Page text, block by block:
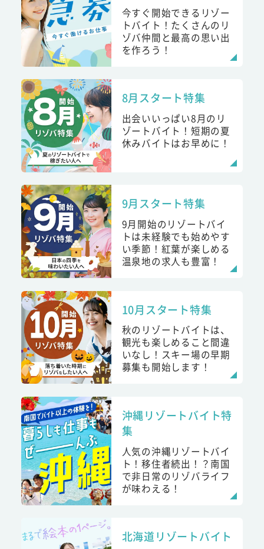
今すぐ開始できるリゾー
トバイト！たくさんのリ
ゾバ仲間と最高の思い出
を作ろう！
8月スタート特集
出会いいっぱい8月のリ
ゾートバイト！短期の夏
休みバイトはお早めに！
9月スタート特集
9月開始のリゾートバイ
トは未経験でも始めやす
い季節！紅葉が楽しめる
温泉地の求人も豊富！
10月スタート特集
秋のリゾートバイトは、
観光も楽しめること間違
いなし！スキー場の早期
募集も開始します！
沖縄リゾートバイト特
集
人気の沖縄リゾートバイ
ト！移住者続出！？南国
で非日常のリゾバライフ
が味わえる！
北海道リゾートバイト